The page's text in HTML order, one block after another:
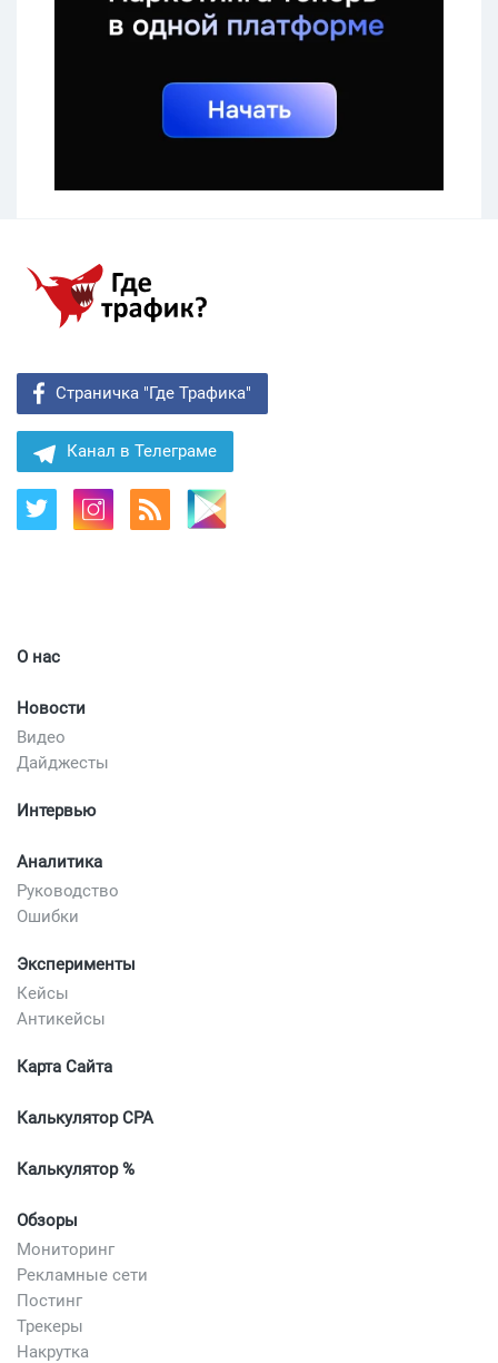
Страничка "Где Трафика"
Канал в Телеграме
О нас
Новости
Видео
Дайджесты
Интервью
Аналитика
Руководство
Ошибки
Эксперименты
Кейсы
Антикейсы
Карта Сайта
Калькулятор CPA
Калькулятор %
Обзоры
Мониторинг
Рекламные сети
Постинг
Трекеры
Накрутка